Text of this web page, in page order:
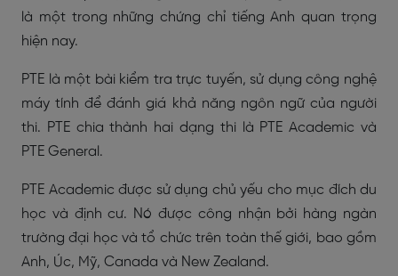
là một trong những chứng chỉ tiếng Anh quan trọng
hiện nay.
PTE là một bài kiểm tra trực tuyến, sử dụng công nghệ
máy tính để đánh giá khả năng ngôn ngữ của người
thi. PTE chia thành hai dạng thi là PTE Academic và
PTE General.
PTE Academic được sử dụng chủ yếu cho mục đích du
học và định cư. Nó được công nhận bởi hàng ngàn
trường đại học và tổ chức trên toàn thế giới, bao gồm
Anh, Úc, Mỹ, Canada và New Zealand.